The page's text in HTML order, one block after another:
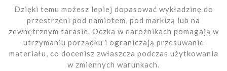
Dzięki temu możesz lepiej dopasować wykładzinę do
przestrzeni pod namiotem, pod markizą lub na
zewnętrznym tarasie. Oczka w narożnikach pomagają w
utrzymaniu porządku i ograniczają przesuwanie
materiału, co docenisz zwłaszcza podczas użytkowania
w zmiennych warunkach.